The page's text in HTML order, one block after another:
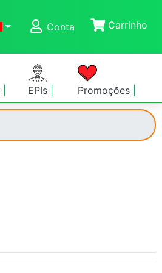
Conta
Carrinho
EPIs Promoções